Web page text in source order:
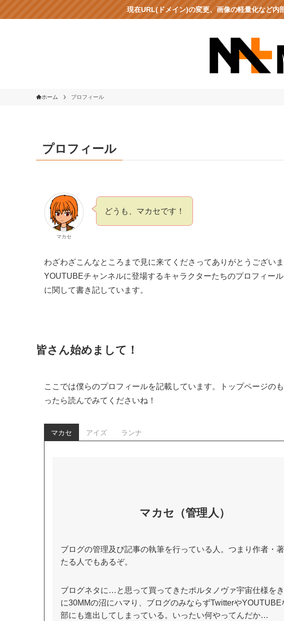
現在URL(ドメイン)の変更、画像の軽量化など内
ホーム プロフィール
プロフィール
マカセ
どうも、マカセです！
わざわざこんなところまで見に来てくださってありがとうござい
YOUTUBEチャンネルに登場するキャラクターたちのプロフィー
に関して書き記しています。
皆さん始めまして！
ここでは僕らのプロフィールを記載しています。トップページの
ったら読んでみてくださいね！
マカセ アイズ ランナ
マカセ（管理人）
ブログの管理及び記事の執筆を行っている人。つまり作者・
たる人でもあるぞ。
ブログネタに…と思って買ってきたポルタノヴァ宇宙仕様を
に30MMの沼にハマり、ブログのみならずTwitterやYOUTUBE
部にも進出してしまっている。いったい何やってんだか…